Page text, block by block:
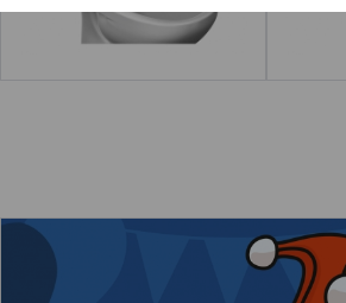
acerca de "Querer"
Leer más Leer
La niña se maquilla en carnaval